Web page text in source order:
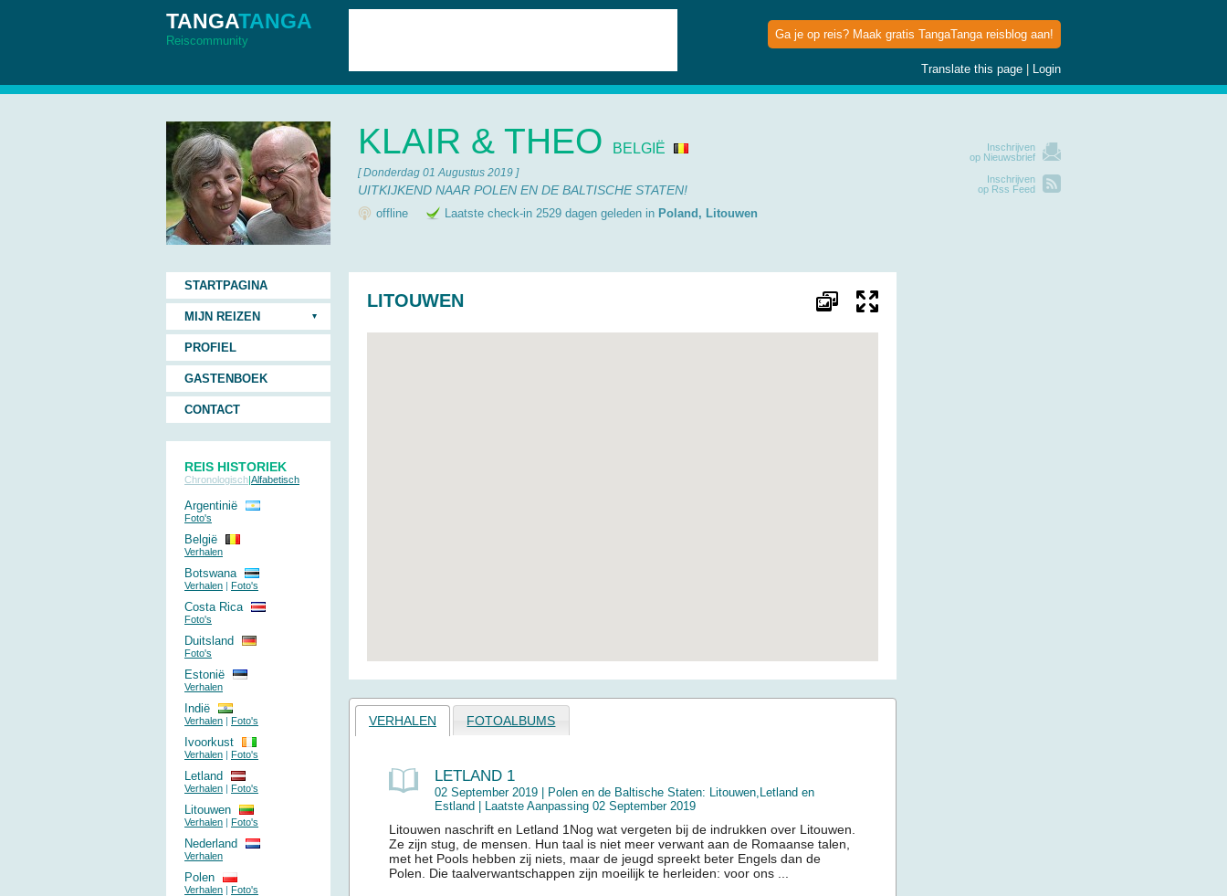
TANGATANGA
Reiscommunity Ga je op reis? Maak gratis TangaTanga reisblog aan!
Translate this page Login
KLAIR & THEO BELGIË
[ Donderdag 01 Augustus 2019 ]
UITKIJKEND NAAR POLEN EN DE BALTISCHE STATEN!
offline Laatste check-in 2529 dagen geleden in Poland, Litouwen
Inschrijven
op Nieuwsbrief
Inschrijven
op Rss Feed
LITOUWEN
VERHALEN FOTOALBUMS
LETLAND 1
02 September 2019 |
Polen en de Baltische Staten: Litouwen,Letland en
Estland | Laatste Aanpassing 02 September 2019
Litouwen naschrift en Letland 1Nog wat vergeten bij de indrukken over Litouwen.
Ze zijn stug, de mensen. Hun taal is niet meer verwant aan de Romaanse talen,
met het Pools hebben zij niets, maar de jeugd spreekt beter Engels dan de
Polen. Die taalverwantschappen zijn moeilijk te herleiden: voor ons ...
STARTPAGINA
MIJN REIZEN
PROFIEL
GASTENBOEK
CONTACT
REIS HISTORIEK
Chronologisch|Alfabetisch
Argentinië
Foto's
België
Verhalen
Botswana
Verhalen | Foto's
Costa Rica
Foto's
Duitsland
Foto's
Estonië
Verhalen
Indië
Verhalen | Foto's
Ivoorkust
Verhalen | Foto's
Letland
Verhalen | Foto's
Litouwen
Verhalen | Foto's
Nederland
Verhalen
Polen
Verhalen | Foto's